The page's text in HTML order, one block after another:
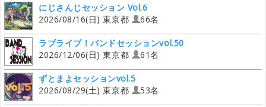
にじさんじセッション Vol.6
2026/08/16(日) 東京都
66名
ラブライブ！バンドセッションvol.50
2026/12/06(日) 東京都
61名
ずとまよセッションvol.5
2026/08/29(土) 東京都
53名